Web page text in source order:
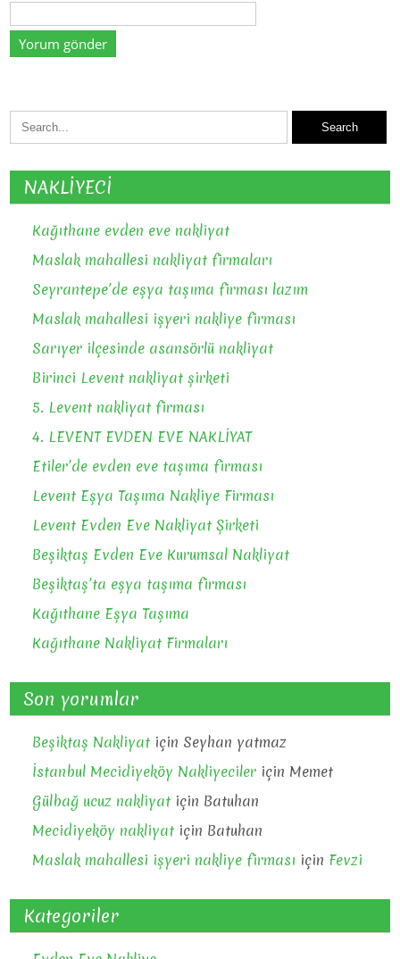
NAKLİYECİ
Kağıthane evden eve nakliyat
Maslak mahallesi nakliyat firmaları
Seyrantepe’de eşya taşıma firması lazım
Maslak mahallesi işyeri nakliye firması
Sarıyer ilçesinde asansörlü nakliyat
Birinci Levent nakliyat şirketi
5. Levent nakliyat firması
4. LEVENT EVDEN EVE NAKLİYAT
Etiler’de evden eve taşıma firması
Levent Eşya Taşıma Nakliye Firması
Levent Evden Eve Nakliyat Şirketi
Beşiktaş Evden Eve Kurumsal Nakliyat
Beşiktaş’ta eşya taşıma firması
Kağıthane Eşya Taşıma
Kağıthane Nakliyat Firmaları
Son yorumlar
Beşiktaş Nakliyat için Seyhan yatmaz
İstanbul Mecidiyeköy Nakliyeciler için Memet
Gülbağ ucuz nakliyat için Batuhan
Mecidiyeköy nakliyat için Batuhan
Maslak mahallesi işyeri nakliye firması için Fevzi
Kategoriler